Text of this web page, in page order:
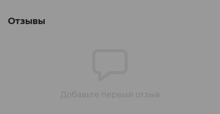
Отзывы
Добавьте первый отзыв